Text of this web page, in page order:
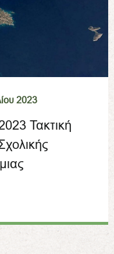
2023
Τακτική